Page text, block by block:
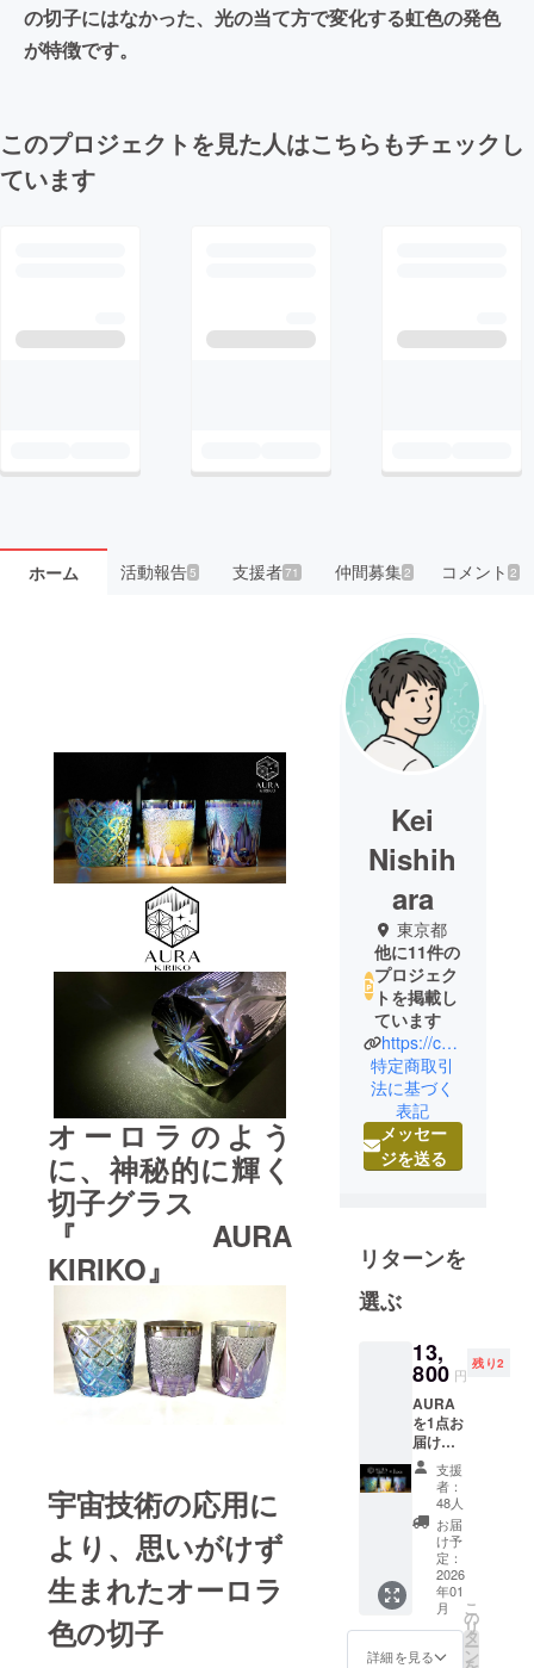
の切子にはなかった、光の当て方で変化する虹色の発色
が特徴です。
このプロジェクトを見た人はこちらもチェックし
ています
ホーム 活動報告5 支援者71 仲間募集2 コメント2
オーロラのよう
に、神秘的に輝く
切子グラス
『AURA
KIRIKO』
宇宙技術の応用に
より、思いがけず
生まれたオーロラ
色の切子
Kei
Nishih
ara
東京都
他に11件の
プロジェク
トを掲載し
ています
https://camp-fire.jp/projects/view/417122
特定商取引
法に基づく
表記
メッセー
ジを送る
リターンを
選ぶ
13,
800 円
残り2
AURA
を1点お
届けし
ます。
先着50
個限定
のキャ
ンペー
ンで
す。 お
早めに
ご購入
下さい
ませ。
支援
者：
48人
お届
け予
定：
2026
年01
月
詳細を見る
こ
の
リ
タ
ー
ン